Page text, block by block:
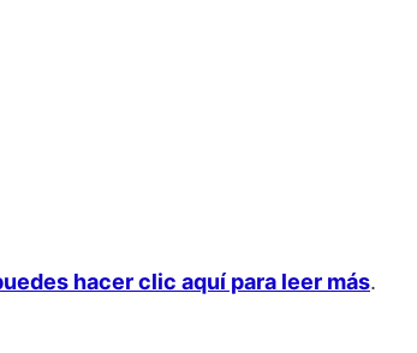
hacer clic aquí para leer más.